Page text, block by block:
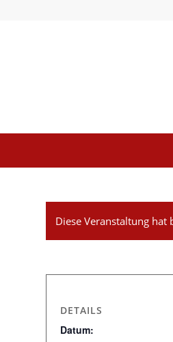
Diese Veranstaltung hat
DETAILS
Datum: